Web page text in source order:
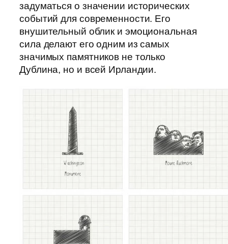
задуматься о значении исторических
событий для современности. Его
внушительный облик и эмоциональная
сила делают его одним из самых
значимых памятников не только
Дублина, но и всей Ирландии.